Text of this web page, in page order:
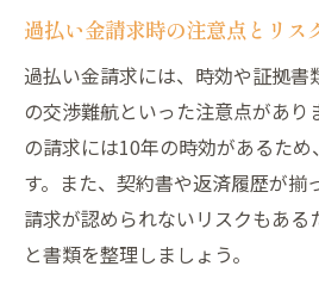
し方
費用やリスクも気になる過
過払い金相談の費用相
過払い金司法書士費用
ト
過払い金相談のリスクと
過払い金請求時の注意点とリス
過払い金請求には、時効や証拠書
の交渉難航といった注意点があり
の請求には10年の時効があるた
す。また、契約書や返済履歴が揃
請求が認められないリスクもある
と書類を整理しましょう。